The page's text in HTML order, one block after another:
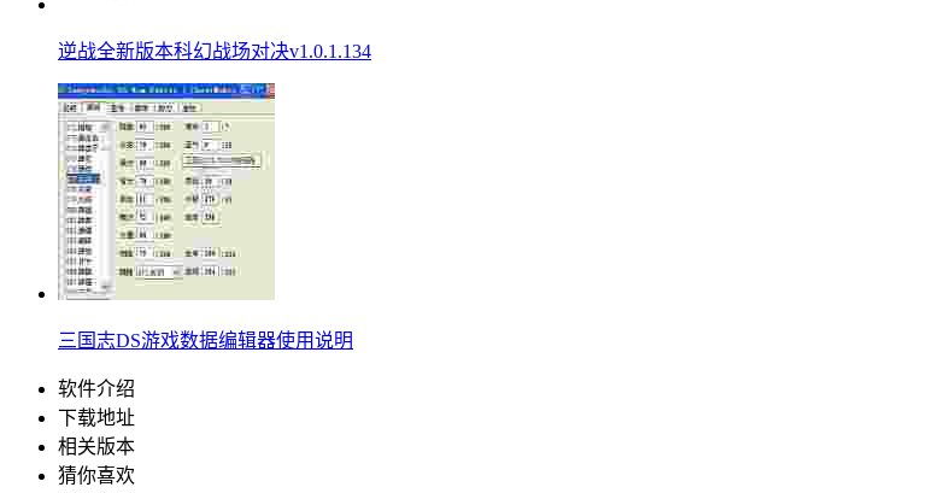
逆战全新版本科幻战场对决v1.0.1.134
三国志DS游戏数据编辑器使用说明
软件介绍
下载地址
相关版本
猜你喜欢